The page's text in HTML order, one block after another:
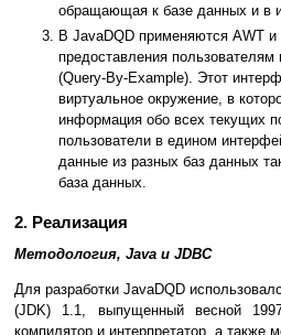
обращающая к базе данных и в
В JavaDQD применяются AWT
предоставления
(Query-By-Example). Этот
виртуальное окружение, в
информация обо всех текущих
пользователи в едином
данные из разных баз данных
база данных.
2. Реализация
Методология, Java и JDBC
Для разработки JavaDQD
(JDK) 1.1, выпущенный весной
компилятор и интерпретатор, а также